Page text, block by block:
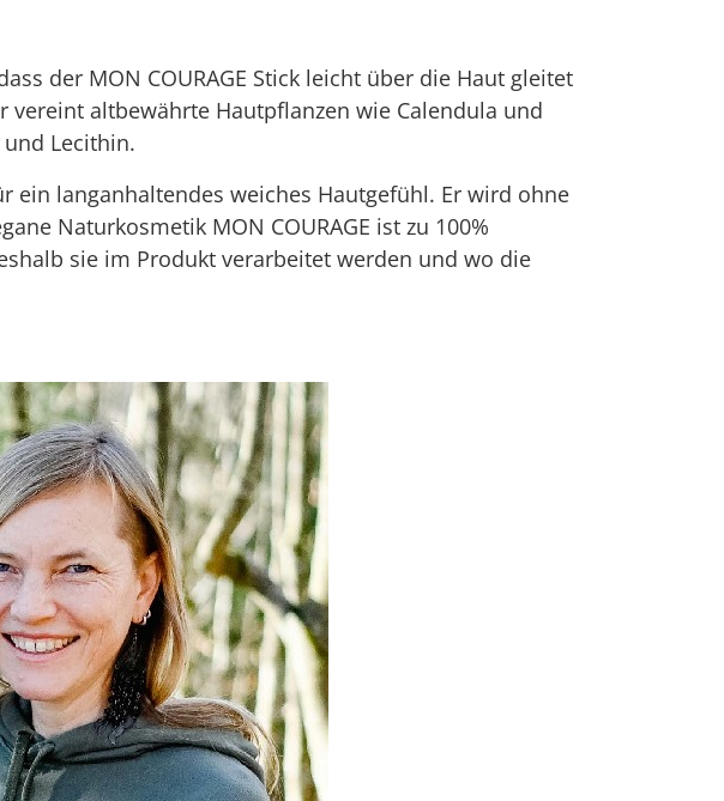
der MON COURAGE Stick leicht über die Haut gleitet
altbewährte Hautpflanzen wie Calendula und
Lecithin.
ein langanhaltendes weiches Hautgefühl. Er wird ohne
Naturkosmetik MON COURAGE ist zu 100%
sie im Produkt verarbeitet werden und wo die